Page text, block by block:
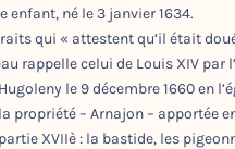
enfant, né le 3 janvier 1634.
qui « attestent qu’il était
rappelle celui de Louis XIV par
le 9 décembre 1660 en
propriété – Arnajon – apportée
XVIIè : la bastide, les